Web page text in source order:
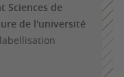
Sciences de
de l'université